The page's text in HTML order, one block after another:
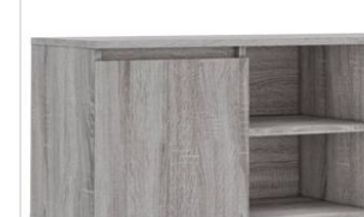
#sharemevidaxl